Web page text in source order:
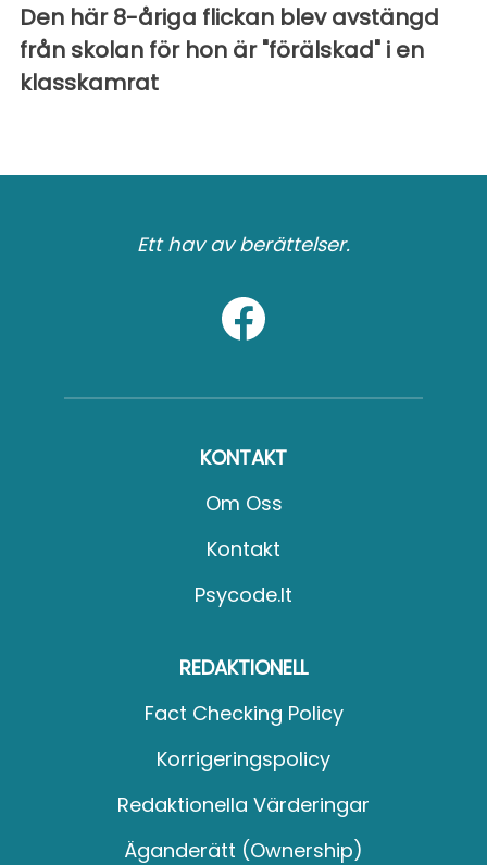
Den här 8-åriga flickan blev avstängd
från skolan för hon är "förälskad" i en
klasskamrat
Ett hav av berättelser.
KONTAKT
Om Oss
Kontakt
Psycode.it
REDAKTIONELL
Fact Checking Policy
Korrigeringspolicy
Redaktionella Värderingar
Äganderätt (Ownership)